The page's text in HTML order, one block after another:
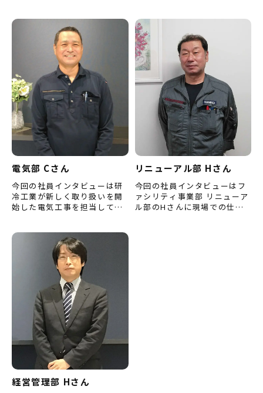
どをお聞きしました。 （※
心掛けていることなどについ
て…
電気部 Cさん
今回の社員インタビューは研
冷工業が新しく取り扱いを開
始した電気工事を担当してい
始めたきっかけや印象に残っ
リニューアル部 Hさん
今回の社員インタビューはフ
ァシリティ事業部 リニューア
ル部のHさんに現場での仕事
経営管理部 Hさん